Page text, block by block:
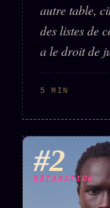
PRATIQUE +
Archive
Récents
Tous les
autre table,
des listes de
a le droit de
5 MIN
#2
DÉTONATION